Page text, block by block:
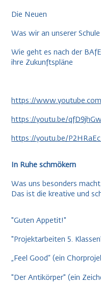
Die Neuen
Was wir an unserer
Wie geht es nach der
ihre Zukunftspläne
https://
https://youtu.be/
https://youtu.be/
In Ruhe schmökern
Was uns besonders
Das ist die kreative und
"Guten Appetit!"
"Projektarbeiten 5.
„Feel Good“ (ein
"Der Antikörper" (ein